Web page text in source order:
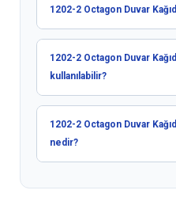
1202-2 Octagon Duvar
1202-2 Octagon Duvar
kullanılabilir?
1202-2 Octagon Duvar
nedir?